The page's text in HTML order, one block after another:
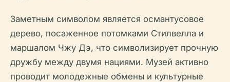
Заметным символом является османтусовое
дерево, посаженное потомками Стилвелла и
маршалом Чжу Дэ, что символизирует прочную
дружбу между двумя нациями. Музей активно
проводит молодежные обмены и культурные